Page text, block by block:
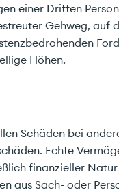
einer Dritten
Gehweg, auf
Höhen.
Schäden bei
Echte
finanzieller
aus Sach- oder